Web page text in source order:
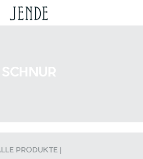
PRODUKTE |